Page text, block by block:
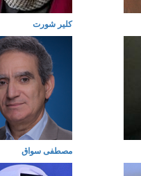
كلير شورت
مصطفى سواق